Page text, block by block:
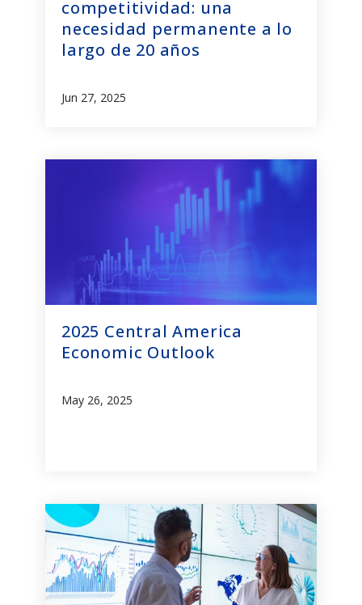
competitividad: una
necesidad permanente a lo
largo de 20 años
Jun 27, 2025
2025 Central America
Economic Outlook
May 26, 2025